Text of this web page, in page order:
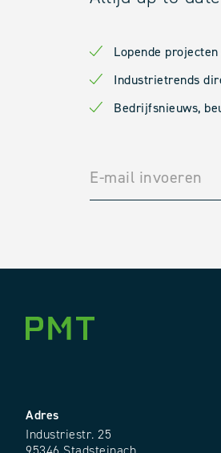
Lopende
Industrietrends
Bedrijfsnieuws,
Adres
Industriestr. 25